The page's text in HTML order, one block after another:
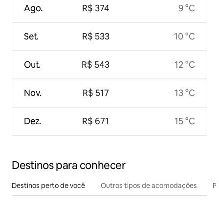
Ago.
Set.
Out.
Nov.
Dez.
R$ 374
R$ 533
R$ 543
R$ 517
R$ 671
9 °C
10 °C
12 °C
13 °C
15 °C
Destinos para conhecer
Destinos perto de você Outros tipos de acomodações